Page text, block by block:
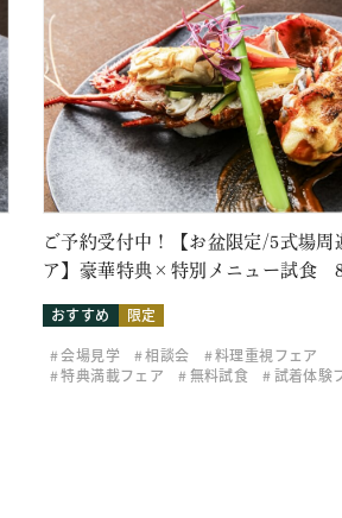
ご予約受付中！【お盆限定/5式場周
ア】豪華特典×特別メニュー試食
おすすめ
限定
会場見学
相談会
料理重視フェア
特典満載フェア
無料試食 試着体験